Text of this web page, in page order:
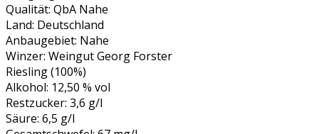
Qualität: QbA Nahe
Land: Deutschland
Anbaugebiet: Nahe
Winzer: Weingut Georg Forster
Riesling (100%)
Alkohol: 12,50 % vol
Restzucker: 3,6 g/l
Säure: 6,5 g/l